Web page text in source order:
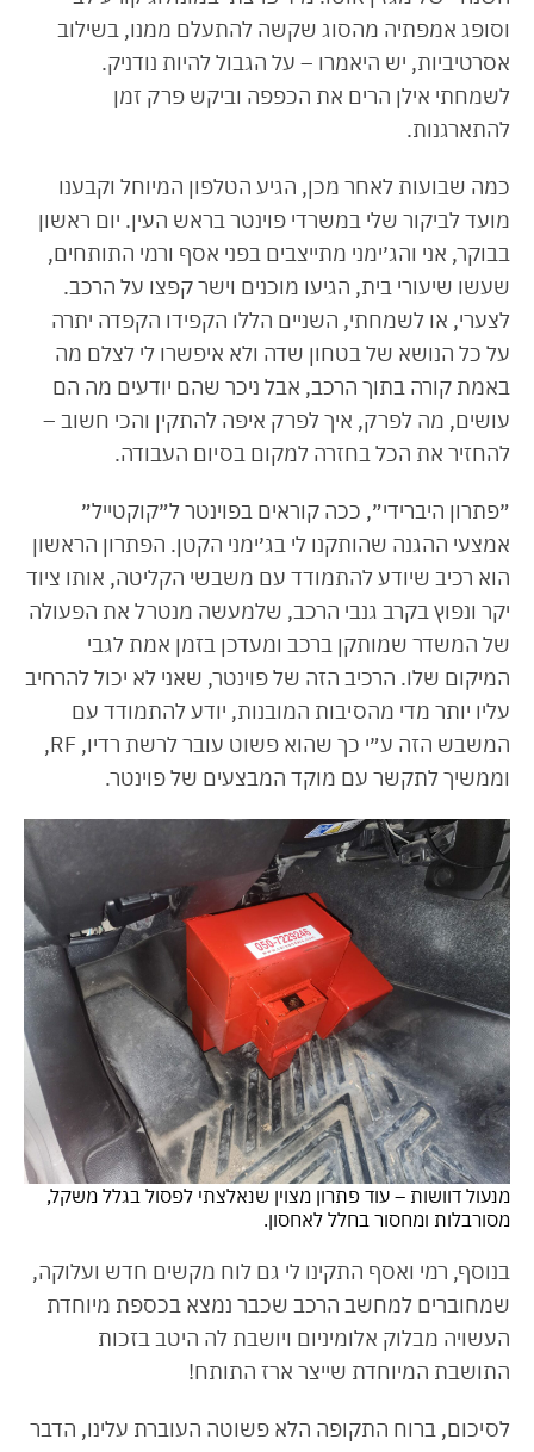
וסופג אמפתיה מהסוג שקשה להתעלם ממנו, בשילוב
אסרטיביות, יש היאמרו – על הגבול להיות נודניק.
לשמחתי אילן הרים את הכפפה וביקש פרק זמן
להתארגנות.
כמה שבועות לאחר מכן, הגיע הטלפון המיוחל וקבענו
מועד לביקור שלי במשרדי פוינטר בראש העין. יום ראשון
בבוקר, אני והג׳ימני מתייצבים בפני אסף ורמי התותחים,
שעשו שיעורי בית, הגיעו מוכנים וישר קפצו על הרכב.
לצערי, או לשמחתי, השניים הללו הקפידו הקפדה יתרה
על כל הנושא של בטחון שדה ולא איפשרו לי לצלם מה
באמת קורה בתוך הרכב, אבל ניכר שהם יודעים מה הם
עושים, מה לפרק, איך לפרק איפה להתקין והכי חשוב –
להחזיר את הכל בחזרה למקום בסיום העבודה.
״פתרון היברידי״, ככה קוראים בפוינטר ל״קוקטייל״
אמצעי ההגנה שהותקנו לי בג׳ימני הקטן. הפתרון הראשון
הוא רכיב שיודע להתמודד עם משבשי הקליטה, אותו ציוד
יקר ונפוץ בקרב גנבי הרכב, שלמעשה מנטרל את הפעולה
של המשדר שמותקן ברכב ומעדכן בזמן אמת לגבי
המיקום שלו. הרכיב הזה של פוינטר, שאני לא יכול להרחיב
עליו יותר מדי מהסיבות המובנות, יודע להתמודד עם
המשבש הזה ע״י כך שהוא פשוט עובר לרשת רדיו, RF,
וממשיך לתקשר עם מוקד המבצעים של פוינטר.
מנעול דוושות – עוד פתרון מצוין שנאלצתי לפסול בגלל משקל,
מסורבלות ומחסור בחלל לאחסון.
בנוסף, רמי ואסף התקינו לי גם לוח מקשים חדש ועלוקה,
שמחוברים למחשב הרכב שכבר נמצא בכספת מיוחדת
העשויה מבלוק אלומיניום ויושבת לה היטב בזכות
התושבת המיוחדת שייצר ארז התותח!
לסיכום, ברוח התקופה הלא פשוטה העוברת עלינו, הדבר